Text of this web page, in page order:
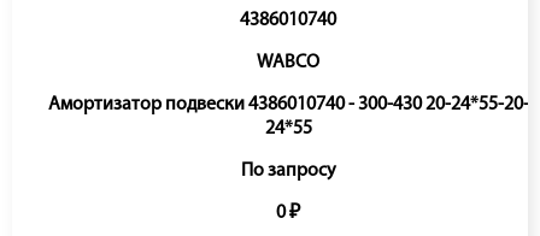
4386010740
WABCO
Амортизатор подвески 4386010740 - 300-430 20-24*55-20-
24*55
По запросу
0 ₽